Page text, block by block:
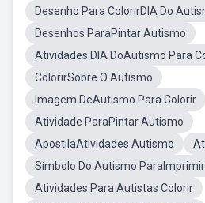
Desenho Para ColorirDIA Do
Desenhos ParaPintar Autismo
Atividades DIA DoAutismo Para
ColorirSobre O Autismo
Imagem DeAutismo Para Colorir
Atividade ParaPintar Autismo
ApostilaAtividades Autismo
Símbolo Do Autismo
Atividades Para Autistas Colorir